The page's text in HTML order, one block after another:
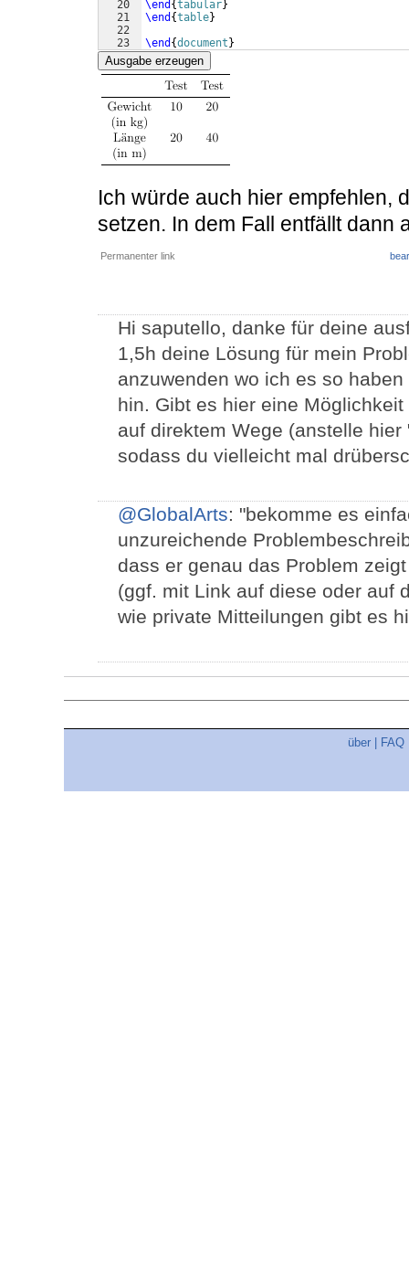
20
21
22
23
\end {tabular}
\end {table}
\end {document }
Ausgabe erzeugen
Ich würde auch hier empfehlen,
setzen. In dem Fall entfällt dann
Permanenter link
Hi saputello, danke für deine
1,5h deine Lösung für mein
anzuwenden wo ich es so
hin. Gibt es hier eine
auf direktem Wege (anstelle
sodass du vielleicht mal
@GlobalArts: "bekomme es
unzureichende
dass er genau das Problem
(ggf. mit Link auf diese oder auf
wie private Mitteilungen gibt es
über FAQ